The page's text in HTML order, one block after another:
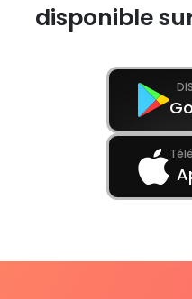
disponible